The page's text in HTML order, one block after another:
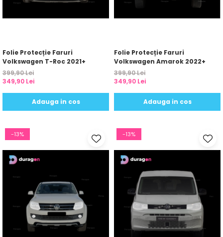
Folie Protecție Faruri
Volkswagen T-Roc 2021+
399,90 Lei
349,90 Lei
Adauga in cos
Folie Protecție Faruri
Volkswagen Amarok 2022+
399,90 Lei
349,90 Lei
Adauga in cos
-13% -13%